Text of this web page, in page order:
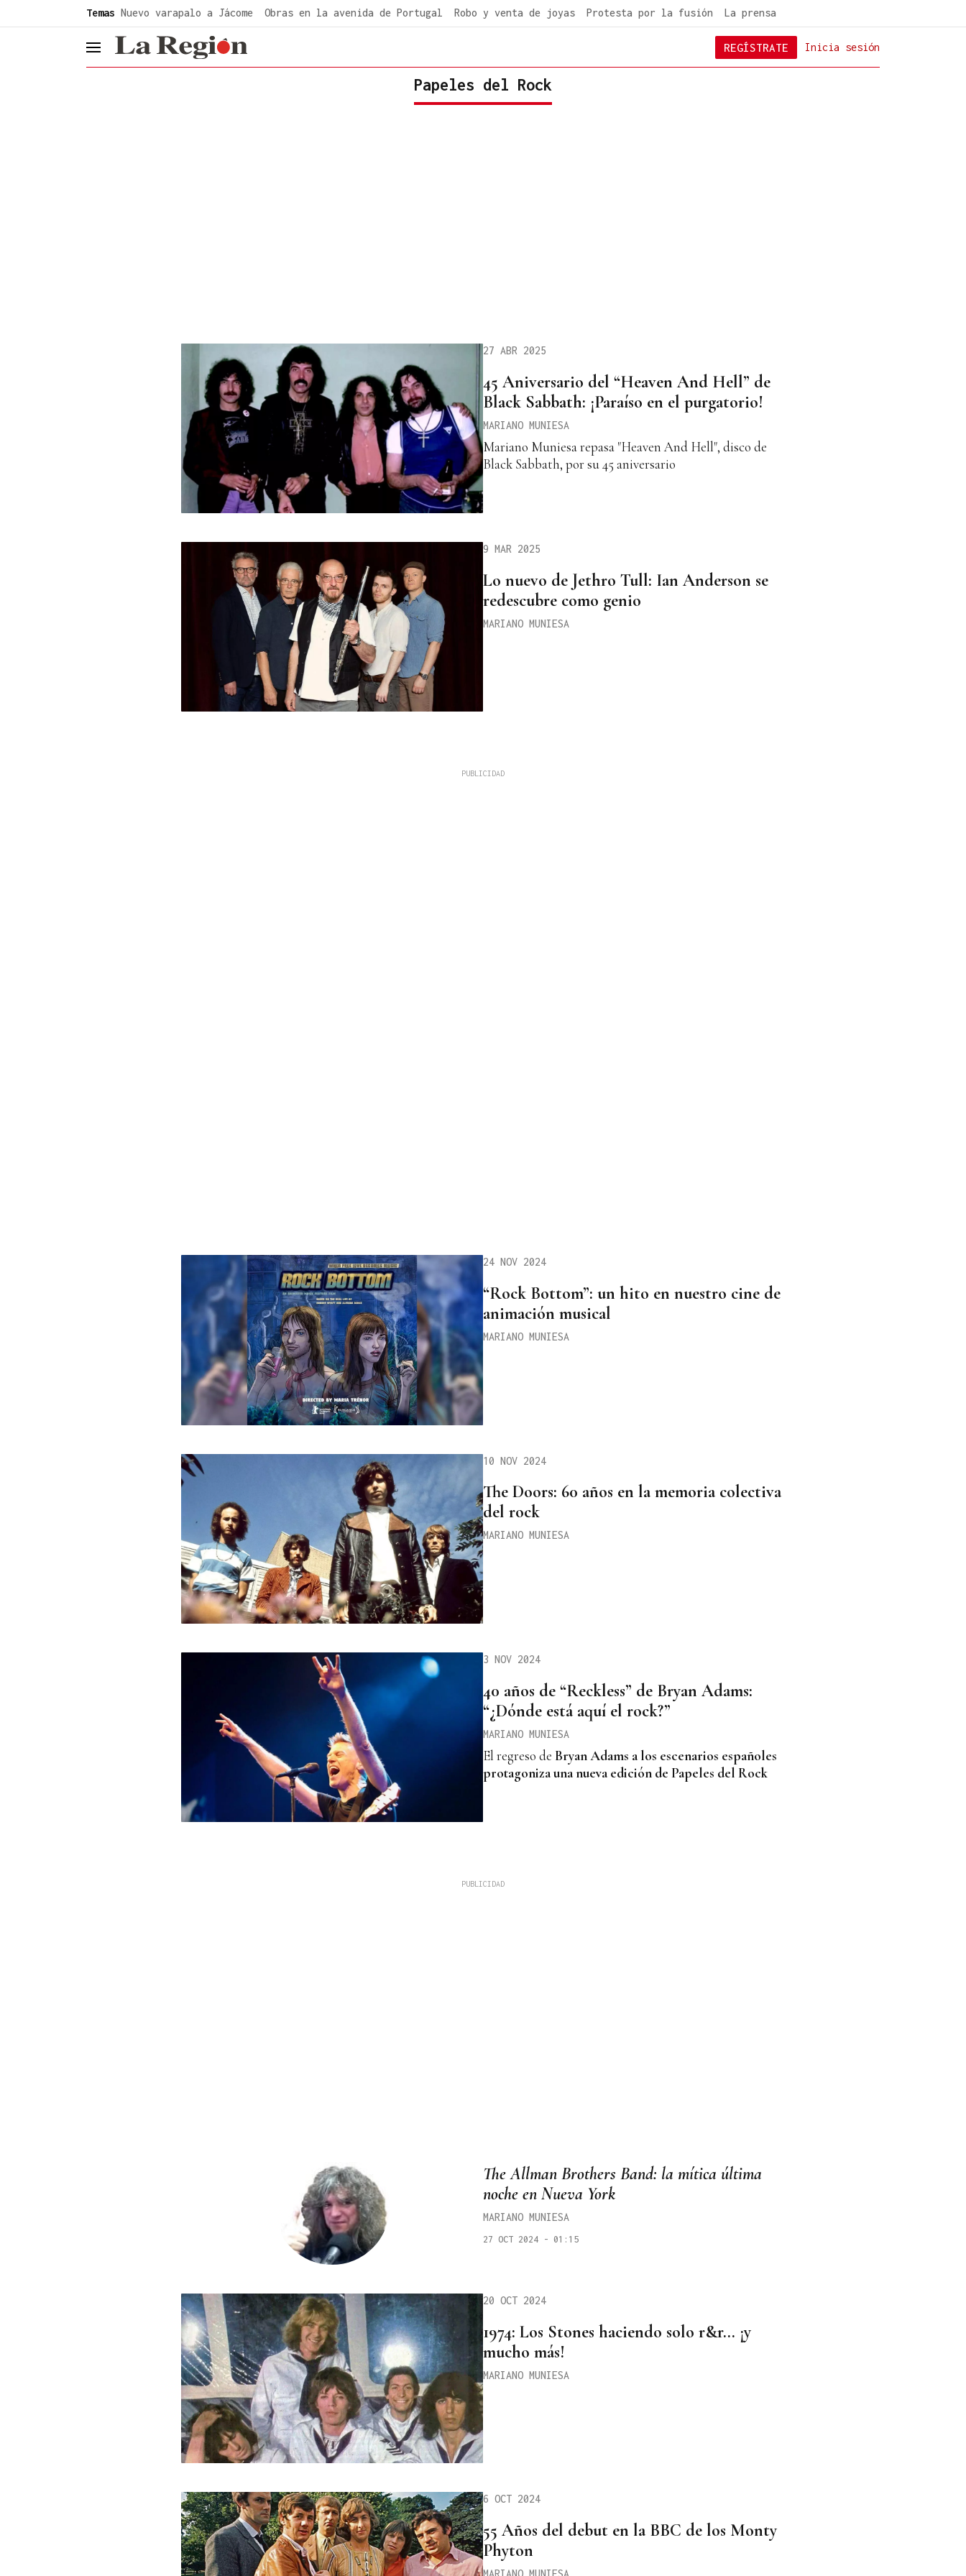
Temas Nuevo varapalo a Jácome Obras en la avenida de Portugal Robo y venta de joyas Protesta por la fusión La prensa
header.menu.open Inicia sesión
REGÍSTRATE
Papeles del Rock
27 ABR 2025
45 Aniversario del “Heaven And Hell” de
Black Sabbath: ¡Paraíso en el purgatorio!
MARIANO MUNIESA
Mariano Muniesa repasa "Heaven And Hell", disco de
Black Sabbath, por su 45 aniversario
9 MAR 2025
Lo nuevo de Jethro Tull: Ian Anderson se
redescubre como genio
MARIANO MUNIESA
24 NOV 2024
“Rock Bottom”: un hito en nuestro cine de
animación musical
MARIANO MUNIESA
10 NOV 2024
The Doors: 60 años en la memoria colectiva
del rock
MARIANO MUNIESA
3 NOV 2024
40 años de “Reckless” de Bryan Adams:
“¿Dónde está aquí el rock?”
MARIANO MUNIESA
El regreso de Bryan Adams a los escenarios españoles
protagoniza una nueva edición de Papeles del Rock
The Allman Brothers Band: la mítica última
noche en Nueva York
MARIANO MUNIESA
27 OCT 2024 - 01:15
20 OCT 2024
1974: Los Stones haciendo solo r&r… ¡y
mucho más!
MARIANO MUNIESA
6 OCT 2024
55 Años del debut en la BBC de los Monty
Phyton